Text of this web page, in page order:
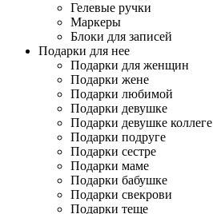
Гелевые ручки
Маркеры
Блоки для записей
Подарки для нее
Подарки для женщин
Подарки жене
Подарки любимой
Подарки девушке
Подарки девушке коллеге
Подарки подруге
Подарки сестре
Подарки маме
Подарки бабушке
Подарки свекрови
Подарки теще